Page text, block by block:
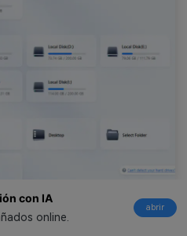
con IA
online.
abrir
comenzará
puedes pausar este